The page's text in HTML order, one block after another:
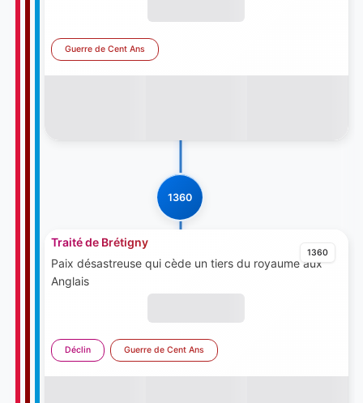
Guerre de Cent Ans
1360
1360
Traité de Brétigny
Paix désastreuse qui cède un tiers du royaume aux
Anglais
Déclin Guerre de Cent Ans